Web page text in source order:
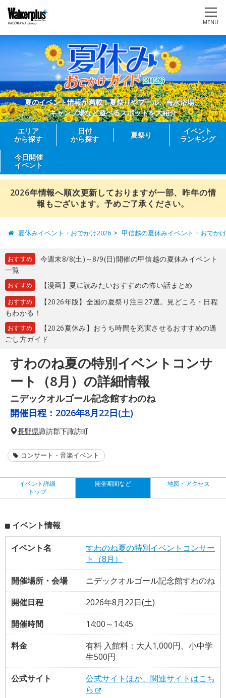
MENU
夏のイベント情報が満載！夏祭りやプール、海水浴場、
キャンプ場など遊べるスポットを大紹介
エリア
から探す
日付
から探す
夏祭り
イベント
ランキング
今日開催
イベント
2026年情報へ順次更新しておりますが一部、昨年の情
報もございます。予めご了承ください。
夏休みイベント・おでかけ2026 甲信越の夏休みイベント・おでか
おすすめ
今週末8/8(土)～8/9(日)開催の甲信越の夏休みイベント
一覧
おすすめ 【漫画】夏に読みたいおすすめの怖い話まとめ
おすすめ
【2026年版】全国の夏祭り注目27選。見どころ・日程
もわかる！
おすすめ
【2026夏休み】おうち時間を充実させるおすすめの過
ごし方ガイド
すわのね夏の特別イベントコンサ
ート（8月）の詳細情報
ニデックオルゴール記念館すわのね
開催日程： 2026年8月22日(土)
長野県諏訪郡下諏訪町
コンサート・音楽イベント
イベント詳細
トップ
開催期間など 地図・アクセス
イベント情報
イベント名
すわのね夏の特別イベントコンサー
ト（8月）
開催場所・会場
ニデックオルゴール記念館すわのね
開催日程
2026年8月22日(土)
開催時間
14:00～14:45
料金
有料 入館料：大人1,000円、小中学
生500円
公式サイト
公式サイトほか、関連サイトはこち
ら